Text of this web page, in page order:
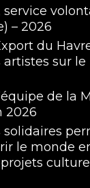
service
– 2026
du
sur le
de la
2026
solidaires
le monde